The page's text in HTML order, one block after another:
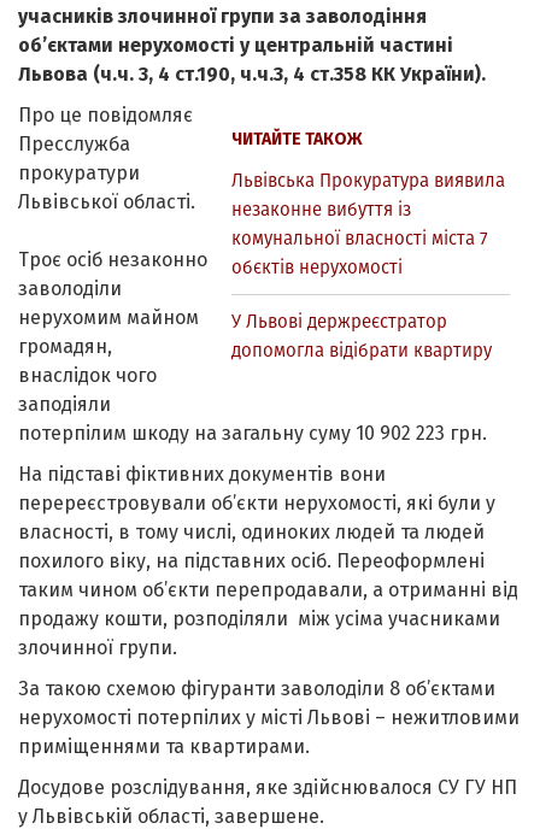
учасників злочинної групи за заволодіння
об’єктами нерухомості у центральній частині
Львова (ч.ч. 3, 4 ст.190, ч.ч.3, 4 ст.358 КК України).
ЧИТАЙТЕ ТАКОЖ
Львівська Прокуратура виявила
незаконне вибуття із
комунальної власності міста 7
обєктів нерухомості
У Львові держреєстратор
допомогла відібрати квартиру
Про це повідомляє
Пресслужба
прокуратури
Львівської області.
Троє осіб незаконно
заволоділи
нерухомим майном
громадян,
внаслідок чого
заподіяли
потерпілим шкоду на загальну суму 10 902 223 грн.
На підставі фіктивних документів вони
перереєстровували об’єкти нерухомості, які були у
власності, в тому числі, одиноких людей та людей
похилого віку, на підставних осіб. Переоформлені
таким чином об’єкти перепродавали, а отриманні від
продажу кошти, розподіляли між усіма учасниками
злочинної групи.
За такою схемою фігуранти заволоділи 8 об’єктами
нерухомості потерпілих у місті Львові – нежитловими
приміщеннями та квартирами.
Досудове розслідування, яке здійснювалося СУ ГУ НП
у Львівській області, завершене.